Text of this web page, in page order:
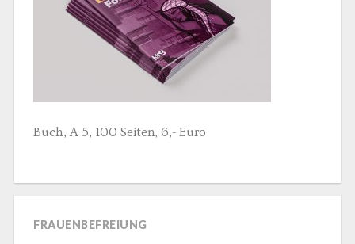
Buch, A 5, 100 Seiten, 6,- Euro
FRAUENBEFREIUNG